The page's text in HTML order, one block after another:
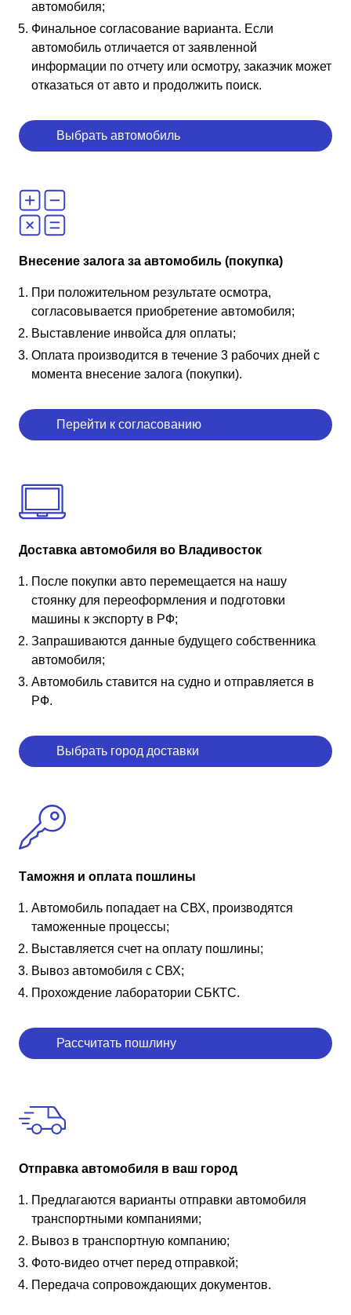
автомобиля;
Финальное согласование варианта. Если
автомобиль отличается от заявленной
информации по отчету или осмотру, заказчик может
отказаться от авто и продолжить поиск.
Выбрать автомобиль
Внесение залога за автомобиль (покупка)
При положительном результате осмотра,
согласовывается приобретение автомобиля;
Выставление инвойса для оплаты;
Оплата производится в течение 3 рабочих дней с
момента внесение залога (покупки).
Перейти к согласованию
Доставка автомобиля во Владивосток
После покупки авто перемещается на нашу
стоянку для переоформления и подготовки
машины к экспорту в РФ;
Запрашиваются данные будущего собственника
автомобиля;
Автомобиль ставится на судно и отправляется в
РФ.
Выбрать город доставки
Таможня и оплата пошлины
Автомобиль попадает на СВХ, производятся
таможенные процессы;
Выставляется счет на оплату пошлины;
Вывоз автомобиля с СВХ;
Прохождение лаборатории СБКТС.
Рассчитать пошлину
Отправка автомобиля в ваш город
Предлагаются варианты отправки автомобиля
транспортными компаниями;
Вывоз в транспортную компанию;
Фото-видео отчет перед отправкой;
Передача сопровождающих документов.